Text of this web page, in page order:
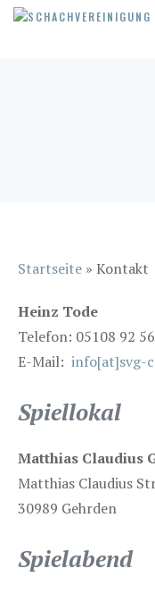
Zum
Startseite » Kontakt
Heinz Tode
Telefon: 05108 92
E-Mail: info[at]svg-
Spiellokal
Matthias Claudius
Matthias Claudius
30989 Gehrden
Spielabend